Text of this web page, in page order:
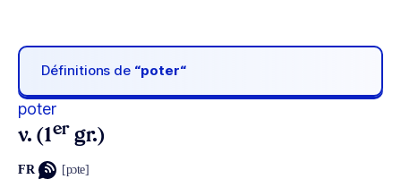
Définitions de “poter“
poter
v. (1er gr.)
FR [pɔte]